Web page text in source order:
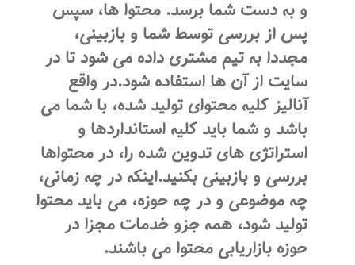
و به دست شما برسد. محتوا ها، سپس
پس از بررسی توسط شما و بازبینی،
مجددا به تیم مشتری داده می شود تا در
سایت از آن ها استفاده شود.در واقع
آنالیز کلیه محتوای تولید شده، با شما می
باشد و شما باید کلیه استانداردها و
استراتژی های تدوین شده را، در محتواها
بررسی و بازبینی بکنید.اینکه در چه زمانی،
چه موضوعی و در چه حوزه، می باید محتوا
تولید شود، همه جزو خدمات مجزا در
حوزه بازاریابی محتوا می باشند.